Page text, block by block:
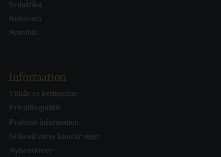
Sydafrika
Botswana
Namibia
Information
Vilkår og betingelser
Privatlivspolitik
Praktisk information
Se hvad vores kunder siger
Nyhedsbreve